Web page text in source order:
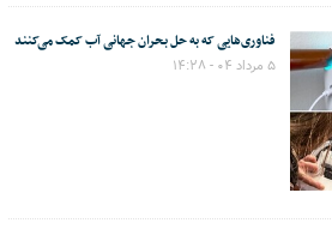
فناوری‌هایی که به حل بحران جهانی آب کمک می‌کنند
۵ مرداد ۰۴ - ۱۴:۲۸